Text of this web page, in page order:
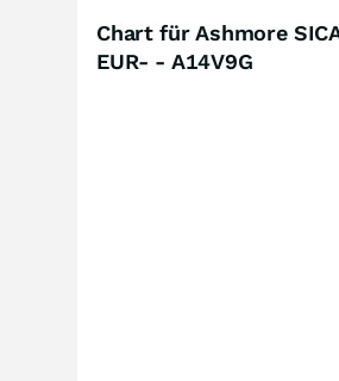
Chart für Ashmore
EUR- - A14V9G